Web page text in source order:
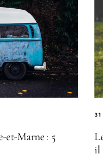
et-Marne : 5
il